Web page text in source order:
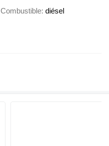
Combustible diésel